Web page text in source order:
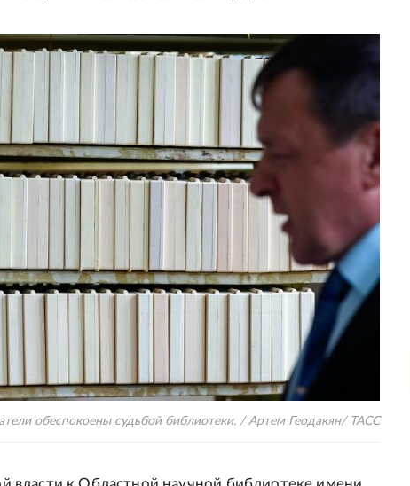
обеспокоены судьбой библиотеки. / Артем Геодакян/ ТАСС